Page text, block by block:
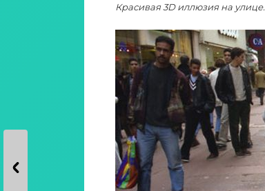
Красивая 3D иллюзия на улице.